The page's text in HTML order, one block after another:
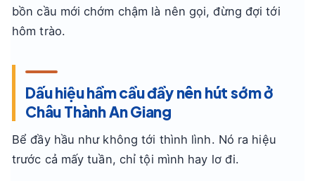
bồn cầu mới chớm chậm là nên gọi, đừng đợi tới
hôm trào.
Dấu hiệu hầm cầu đầy nên hút sớm ở
Châu Thành An Giang
Bể đầy hầu như không tới thình lình. Nó ra hiệu
trước cả mấy tuần, chỉ tội mình hay lơ đi.